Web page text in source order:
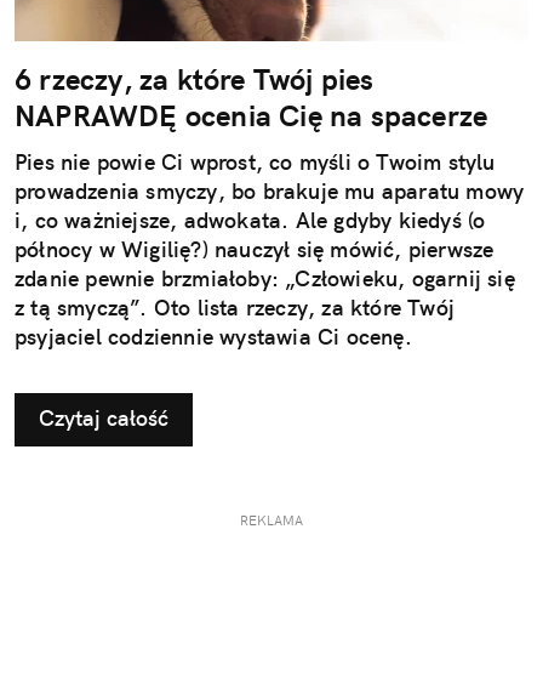
6 rzeczy, za które Twój pies
NAPRAWDĘ ocenia Cię na spacerze
Pies nie powie Ci wprost, co myśli o Twoim stylu
prowadzenia smyczy, bo brakuje mu aparatu mowy
i, co ważniejsze, adwokata. Ale gdyby kiedyś (o
północy w Wigilię?) nauczył się mówić, pierwsze
zdanie pewnie brzmiałoby: „Człowieku, ogarnij się
z tą smyczą”. Oto lista rzeczy, za które Twój
psyjaciel codziennie wystawia Ci ocenę.
Czytaj całość
REKLAMA